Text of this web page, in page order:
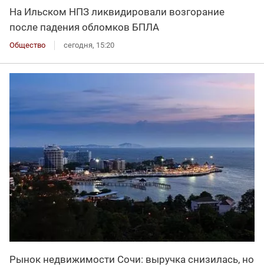
На Ильском НПЗ ликвидировали возгорание
после падения обломков БПЛА
Общество сегодня, 15:20
Рынок недвижимости Сочи: выручка снизилась, но